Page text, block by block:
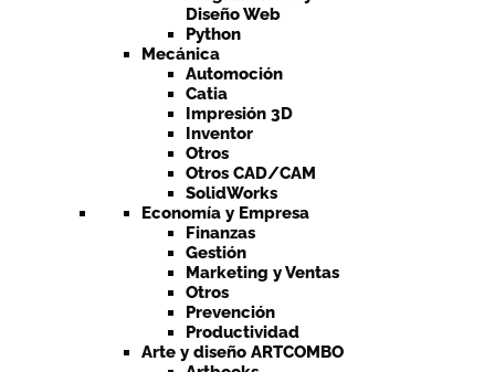
Diseño Web
Python
Mecánica
Automoción
Catia
Impresión 3D
Inventor
Otros
Otros CAD/CAM
SolidWorks
Economía y Empresa
Finanzas
Gestión
Marketing y Ventas
Otros
Prevención
Productividad
Arte y diseño ARTCOMBO